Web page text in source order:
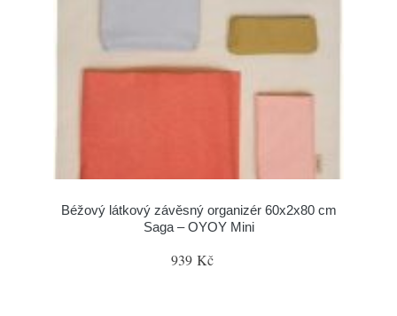
Béžový látkový závěsný organizér 60x2x80 cm
Saga – OYOY Mini
939 Kč